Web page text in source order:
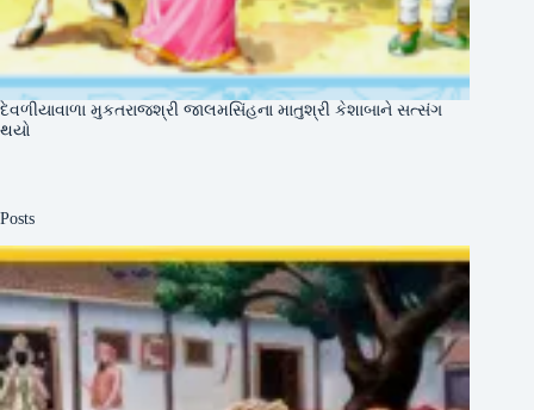
દેવળીયાવાળા મુકતરાજશ્રી જાલમસિંહના માતુશ્રી કેશાબાને સત્સંગ
થયો
Posts